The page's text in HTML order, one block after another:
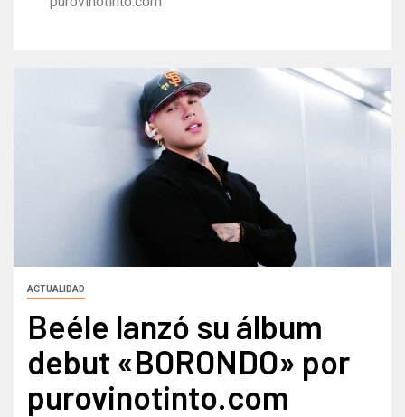
ACTUALIDAD
Beéle lanzó su álbum
debut «BORONDO» por
purovinotinto.com